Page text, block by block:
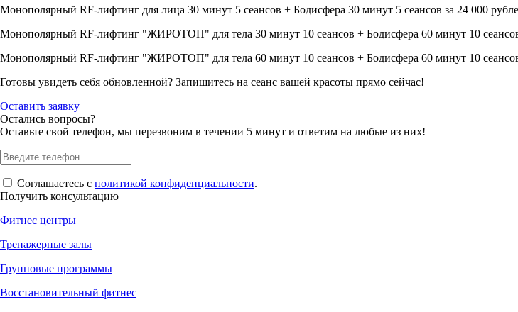
Монополярный RF-лифтинг для лица 30 минут 5 сеансов + Бодисфера 30 минут 5 сеансов за 24 000
Монополярный RF-лифтинг "ЖИРОТОП" для тела 30 минут 10 сеансов + Бодисфера 60 минут 10 сеансов
Монополярный RF-лифтинг "ЖИРОТОП" для тела 60 минут 10 сеансов + Бодисфера 60 минут 10 сеансов
Готовы увидеть себя обновленной? Запишитесь на сеанс вашей красоты прямо сейчас!
Оставить заявку
Остались вопросы?
Оставьте свой телефон, мы перезвоним в течении 5 минут и ответим на любые из них!
Соглашаетесь с политикой конфиденциальности.
Получить консультацию
Фитнес центры
Тренажерные залы
Групповые программы
Восстановительный фитнес